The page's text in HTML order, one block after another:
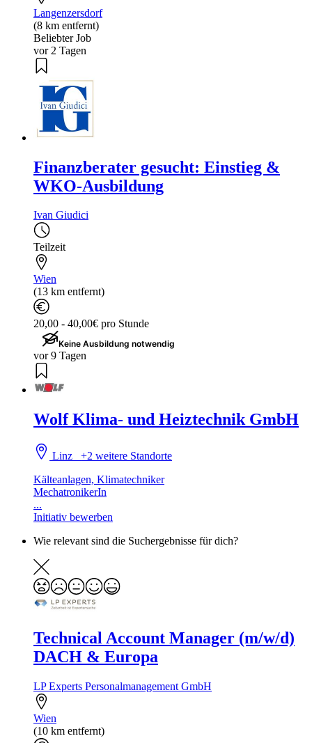
Langenzersdorf
(8 km entfernt)
Beliebter Job
vor 2 Tagen
Finanzberater gesucht: Einstieg &
WKO-Ausbildung
Ivan Giudici
Teilzeit
Wien
(13 km entfernt)
20,00 - 40,00€ pro Stunde
Keine Ausbildung notwendig
vor 9 Tagen
Wolf Klima- und Heiztechnik GmbH
Linz+2 weitere Standorte
Kälteanlagen, Klimatechniker
MechatronikerIn
...
Initiativ bewerben
Wie relevant sind die Suchergebnisse für dich?
Technical Account Manager (m/w/d)
DACH & Europa
LP Experts Personalmanagement GmbH
Wien
(10 km entfernt)